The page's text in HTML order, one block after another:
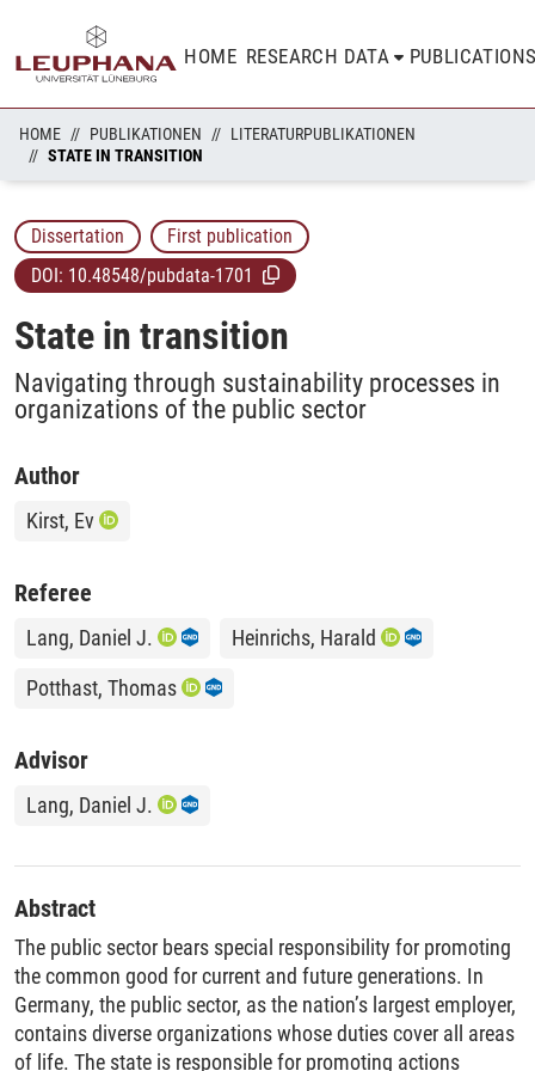
HOME RESEARCH DATA
HOME PUBLIKATIONEN
LITERATURPUBLIKATIONEN
STATE IN TRANSITION
Dissertation
First publication
DOI: 10.48548/pubdata-1701
State in transition
Navigating through sustainability processes in
organizations of the public sector
Author
Kirst, Ev
Referee
Lang, Daniel J.
Heinrichs, Harald
Potthast, Thomas
Advisor
Lang, Daniel J.
Abstract
The public sector bears special responsibility for promoting
the common good for current and future generations. In
Germany, the public sector, as the nation’s largest employer,
contains diverse organizations whose duties cover all areas
of life. The state is responsible for promoting actions